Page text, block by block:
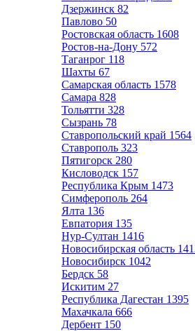
Дзержинск 82
Павлово 50
Ростовская область 1608
Ростов-на-Дону 572
Таганрог 118
Шахты 67
Самарская область 1578
Самара 828
Тольятти 328
Сызрань 78
Ставропольский край 1564
Ставрополь 323
Пятигорск 280
Кисловодск 157
Республика Крым 1473
Симферополь 264
Ялта 136
Евпатория 135
Нур-Султан 1416
Новосибирская область
Новосибирск 1042
Бердск 58
Искитим 27
Республика Дагестан 1395
Махачкала 666
Дербент 150